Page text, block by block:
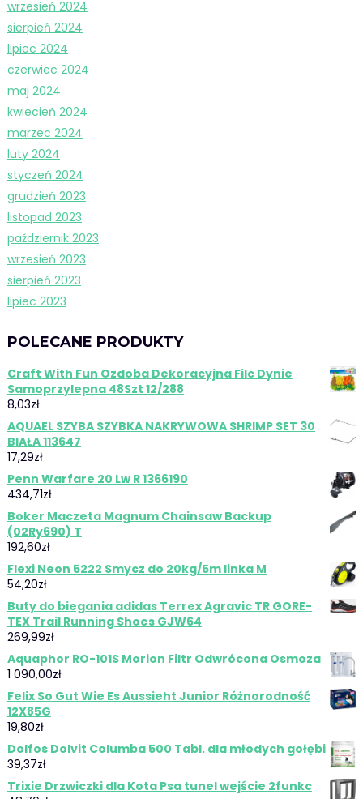
wrzesień 2024
sierpień 2024
lipiec 2024
czerwiec 2024
maj 2024
kwiecień 2024
marzec 2024
luty 2024
styczeń 2024
grudzień 2023
listopad 2023
październik 2023
wrzesień 2023
sierpień 2023
lipiec 2023
POLECANE PRODUKTY
Craft With Fun Ozdoba Dekoracyjna Filc Dynie
Samoprzylepna 48Szt 12/288
8,03zł
AQUAEL SZYBA SZYBKA NAKRYWOWA SHRIMP SET 30
BIAŁA 113647
17,29zł
Penn Warfare 20 Lw R 1366190
434,71zł
Boker Maczeta Magnum Chainsaw Backup
(02Ry690) T
192,60zł
Flexi Neon 5222 Smycz do 20kg/5m linka M
54,20zł
Buty do biegania adidas Terrex Agravic TR GORE-
TEX Trail Running Shoes GJW64
269,99zł
Aquaphor RO-101S Morion Filtr Odwrócona Osmoza
1 090,00zł
Felix So Gut Wie Es Aussieht Junior Różnorodność
12X85G
19,80zł
Dolfos Dolvit Columba 500 Tabl. dla młodych gołębi
39,37zł
Trixie Drzwiczki dla Kota Psa tunel wejście 2funkc